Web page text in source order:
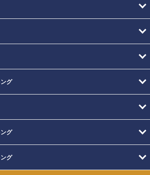
グ
グ
グ